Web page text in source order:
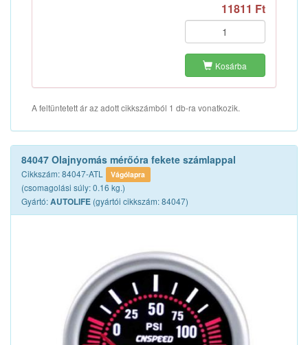
11811 Ft
Kosárba
A feltüntetett ár az adott cikkszámból 1 db-ra vonatkozik.
84047 Olajnyomás mérőóra fekete számlappal
Cikkszám: 84047-ATL Vágólapra
(csomagolási súly: 0.16 kg.)
Gyártó:AUTOLIFE (gyártói cikkszám: 84047)